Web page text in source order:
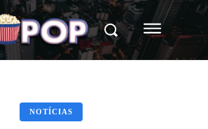
NOTÍCIAS